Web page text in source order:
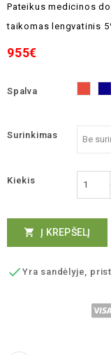
Pateikus medicinos
taikomas lengvatinis
955€
Spalva
Surinkimas
Kiekis
 Į KREPŠELĮ
 Yra sandėlyje,